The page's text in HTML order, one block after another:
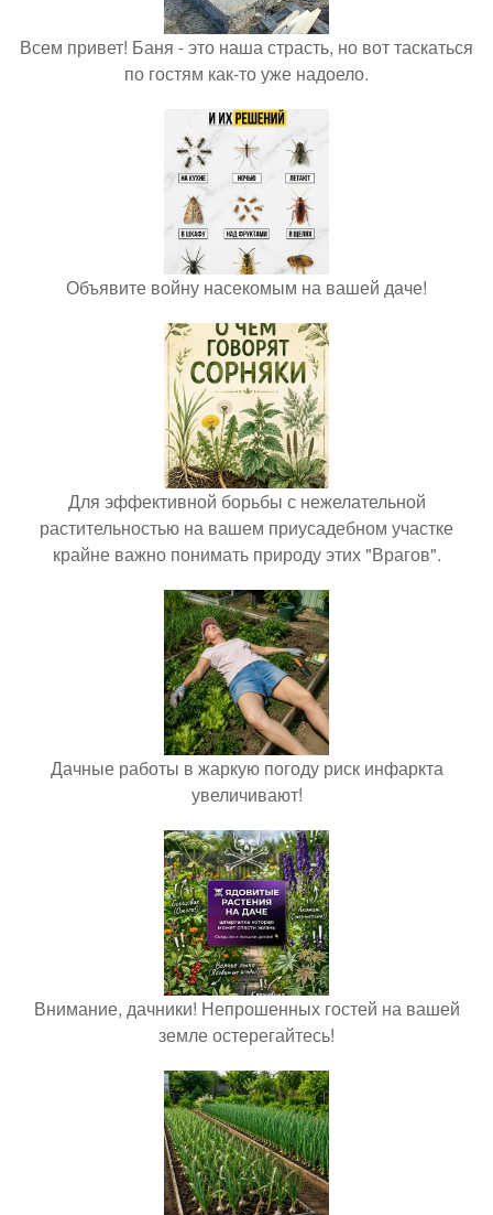
Всем привет! Баня - это наша страсть, но вот таскаться
по гостям как-то уже надоело.
Объявите войну насекомым на вашей даче!
Для эффективной борьбы с нежелательной
растительностью на вашем приусадебном участке
крайне важно понимать природу этих "Врагов".
Дачные работы в жаркую погоду риск инфаркта
увеличивают!
Внимание, дачники! Непрошенных гостей на вашей
земле остерегайтесь!